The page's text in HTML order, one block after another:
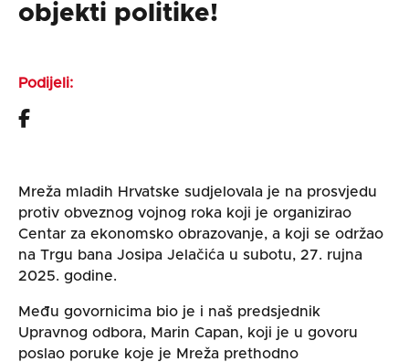
objekti politike!
Podijeli:
Mreža mladih Hrvatske sudjelovala je na prosvjedu
protiv obveznog vojnog roka koji je organizirao
Centar za ekonomsko obrazovanje, a koji se održao
na Trgu bana Josipa Jelačića u subotu, 27. rujna
2025. godine.
Među govornicima bio je i naš predsjednik
Upravnog odbora, Marin Capan, koji je u govoru
poslao poruke koje je Mreža prethodno